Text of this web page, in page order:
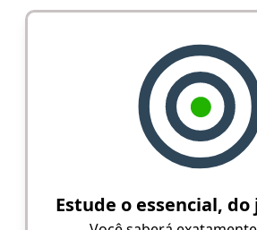
Estude o essencial,